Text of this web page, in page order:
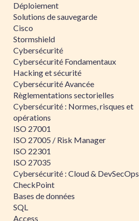
Déploiement
Solutions de sauvegarde
Cisco
Stormshield
Cybersécurité
Cybersécurité Fondamentaux
Hacking et sécurité
Cybersécurité Avancée
Règlementations sectorielles
Cybersécurité : Normes, risques et
opérations
ISO 27001
ISO 27005 / Risk Manager
ISO 22301
ISO 27035
Cybersécurité : Cloud & DevSecOps
CheckPoint
Bases de données
SQL
Access